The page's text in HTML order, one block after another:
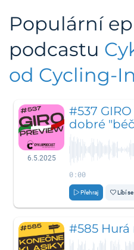
Populární
podcastu
od Cycling-
6.5.2025
#537
dobré
0:00
Přehraj Líbí se
#585 Hurá